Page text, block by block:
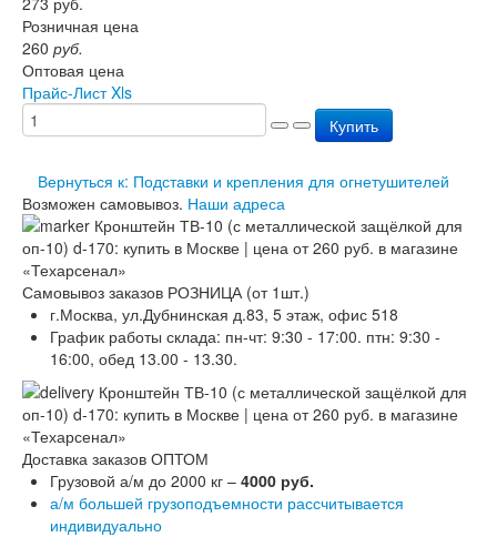
Перезарядка ОУ
Доставка
Оплата
Статьи
Публичная оферта
Сертификаты
Вопрос-Ответ
Контакты
Розничная цена
260 руб.
Оптовая цена
Прайс-Лист Xls
Купить
Вернуться к: Подставки и крепления для огнетушителей
Возможен самовывоз. Наши адреса
Самовывоз заказов РОЗНИЦА (от 1шт.)
г.Москва, ул.Дубнинская д.83, 5 этаж, офис 518
График работы склада: пн-чт: 9:30 - 17:00. птн: 9:30 -
16:00, обед 13.00 - 13.30.
Доставка заказов ОПТОМ
Грузовой а/м до 2000 кг – 4000 руб.
а/м большей грузоподъемности рассчитывается
индивидуально